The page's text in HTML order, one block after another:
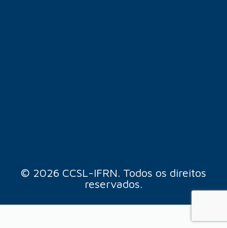
© 2026 CCSL-IFRN. Todos os direitos
reservados.